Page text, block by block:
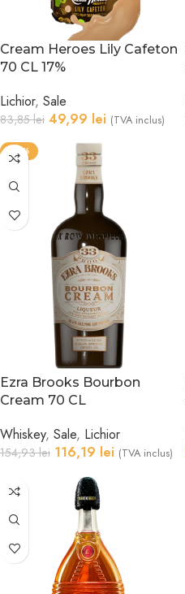
Cream Heroes Lily Cafeton
70 CL 17%
Lichior, Sale
83,85lei 49,99 lei (TVA inclus)
-25%
Ezra Brooks Bourbon
Cream 70 CL
Whiskey, Sale, Lichior
154,93lei 116,19 lei (TVA inclus)